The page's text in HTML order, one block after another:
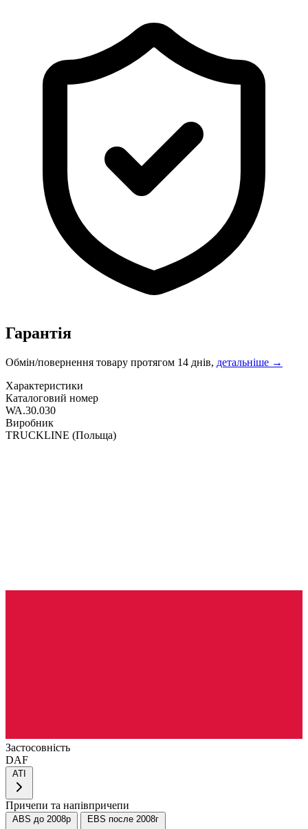
Гарантія
Обмін/повернення товару протягом 14 днів, детальніше →
Характеристики
Каталоговий номер
WA.30.030
Виробник
TRUCKLINE (Польща)
Застосовність
DAF
Причепи та напівпричепи